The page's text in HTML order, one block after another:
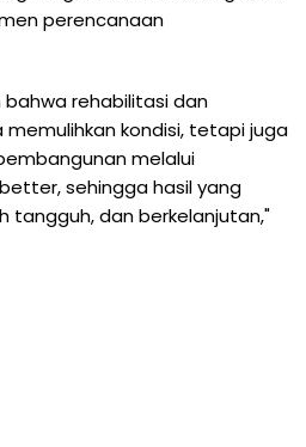
perencanaan
rehabilitasi dan
memulihkan kondisi, tetapi juga
melalui
sehingga hasil yang
tangguh, dan berkelanjutan,"